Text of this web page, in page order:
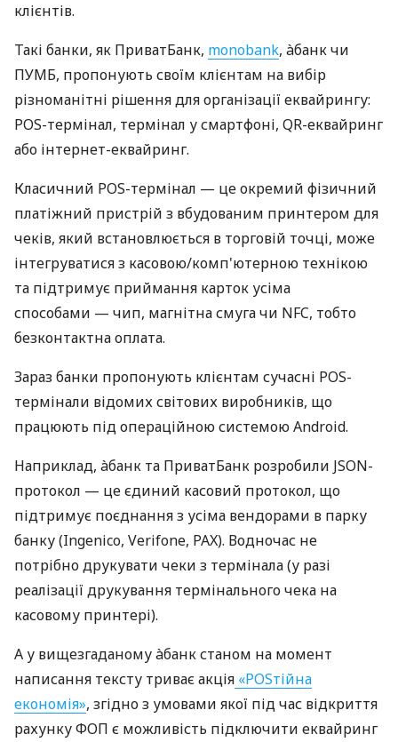
клієнтів.
Такі банки, як ПриватБанк, monobank, àбанк чи
ПУМБ, пропонують своїм клієнтам на вибір
різноманітні рішення для організації еквайрингу:
POS-термінал, термінал у смартфоні, QR-еквайринг
або інтернет-еквайринг.
Класичний POS-термінал — це окремий фізичний
платіжний пристрій з вбудованим принтером для
чеків, який встановлюється в торговій точці, може
інтегруватися з касовою/комп'ютерною технікою
та підтримує приймання карток усіма
способами — чип, магнітна смуга чи NFC, тобто
безконтактна оплата.
Зараз банки пропонують клієнтам сучасні POS-
термінали відомих світових виробників, що
працюють під операційною системою Android.
Наприклад, àбанк та ПриватБанк розробили JSON-
протокол — це єдиний касовий протокол, що
підтримує поєднання з усіма вендорами в парку
банку (Ingenico, Verifone, PAX). Водночас не
потрібно друкувати чеки з термінала (у разі
реалізації друкування термінального чека на
касовому принтері).
А у вищезгаданому àбанк станом на момент
написання тексту триває акція «POSтійна
економія», згідно з умовами якої під час відкриття
рахунку ФОП є можливість підключити еквайринг